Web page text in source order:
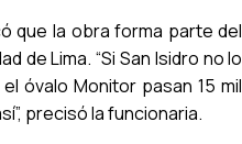
que la obra forma parte del
de Lima. “Si San Isidro no lo
óvalo Monitor pasan 15 mil
precisó la funcionaria.